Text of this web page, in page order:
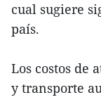
cual sugiere
país.
Los costos de
y transporte